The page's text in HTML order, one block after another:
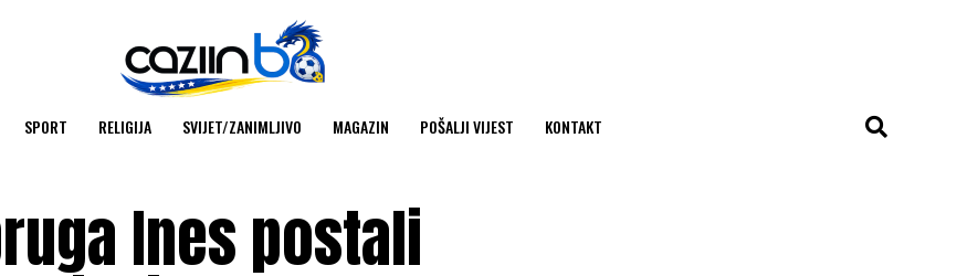
SPORT RELIGIJA SVIJET/ZANIMLJIVO MAGAZIN POŠALJI VIJEST KONTAKT
Ines postali